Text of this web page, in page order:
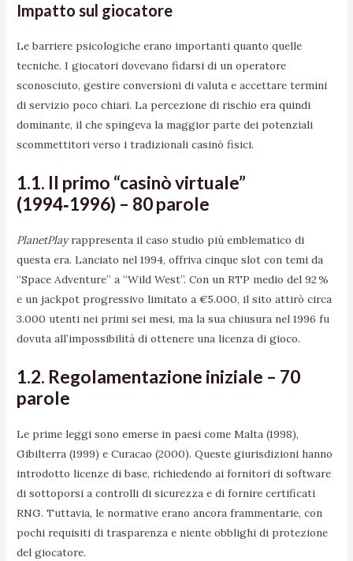
Impatto sul giocatore
Le barriere psicologiche erano importanti quanto quelle
tecniche. I giocatori dovevano fidarsi di un operatore
sconosciuto, gestire conversioni di valuta e accettare termini
di servizio poco chiari. La percezione di rischio era quindi
dominante, il che spingeva la maggior parte dei potenziali
scommettitori verso i tradizionali casinò fisici.
1.1. Il primo “casinò virtuale”
(1994‑1996) – 80 parole
PlanetPlayrappresenta il caso studio più emblematico di
questa era. Lanciato nel 1994, offriva cinque slot con temi da
“Space Adventure” a “Wild West”. Con un RTP medio del 92 %
e un jackpot progressivo limitato a €5.000, il sito attirò circa
3.000 utenti nei primi sei mesi, ma la sua chiusura nel 1996 fu
dovuta all’impossibilità di ottenere una licenza di gioco.
1.2. Regolamentazione iniziale – 70
parole
Le prime leggi sono emerse in paesi come Malta (1998),
Gibilterra (1999) e Curacao (2000). Queste giurisdizioni hanno
introdotto licenze di base, richiedendo ai fornitori di software
di sottoporsi a controlli di sicurezza e di fornire certificati
RNG. Tuttavia, le normative erano ancora frammentarie, con
pochi requisiti di trasparenza e niente obblighi di protezione
del giocatore.